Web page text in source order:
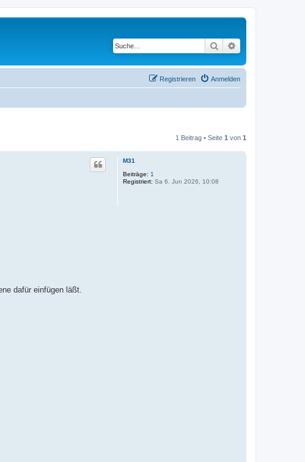
Suche
Anmelden
Registrieren
1 Beitrag • Seite 1 von 1
M31
Beiträge: 1
Registriert: Sa 6. Jun 2026, 10:08
dafür einfügen läßt.